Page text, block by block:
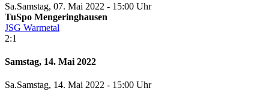
Sa.Samstag, 07. Mai 2022 - 15:00 Uhr
TuSpo Mengeringhausen
JSG Warmetal
2:1
Samstag, 14. Mai 2022
Sa.Samstag, 14. Mai 2022 - 15:00 Uhr